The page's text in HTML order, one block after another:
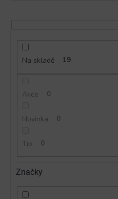
Na skladě 19
Akce 0
Novinka 0
Tip 0
Značky